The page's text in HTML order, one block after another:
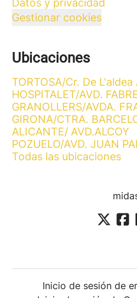
Datos y privacidad
Gestionar cookies
Ubicaciones
TORTOSA/Cr. De
HOSPITALET/AVD.
GRANOLLERS/AVDA.
GIRONA/CTRA.
ALICANTE/ AVD.ALCOY
POZUELO/AVD. JUAN
Todas las ubicaciones
Inicio de sesión de